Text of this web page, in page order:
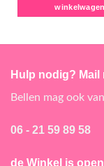
winkelwagen
Hulp nodig? Mail
Bellen mag ook
06 - 21 59 89 58
de Winkel is open